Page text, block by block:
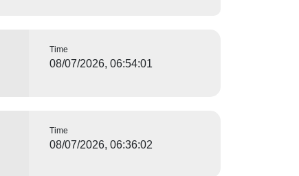
Time
08/07/2026, 06:54:01
Time
08/07/2026, 06:36:02